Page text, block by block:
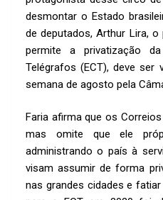
p
desmontar o Estado
de deputados, Arthur Lira,
permite a privatização
Telégrafos (ECT), deve ser
semana de agosto pela
Faria afirma que os
mas omite que ele
administrando o país à
visam assumir de forma
nas grandes cidades e